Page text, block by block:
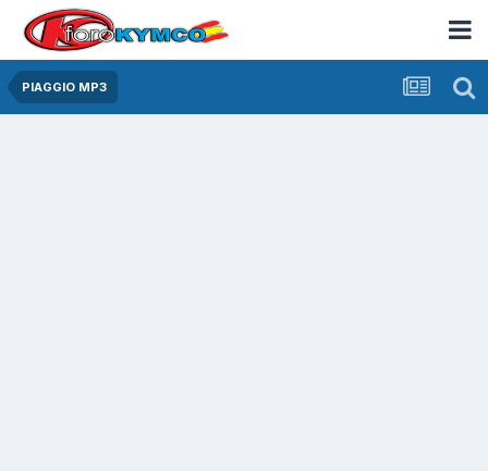
PIAGGIO MP3